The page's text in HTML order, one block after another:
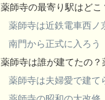
薬師寺の最寄り駅はど
薬師寺は近鉄電車西ノ
南門から正式に入ろう
薬師寺は誰が建てたの？
薬師寺は夫婦愛で建て